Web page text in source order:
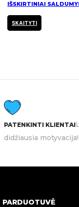
IŠSKIRTINIAI
SKAITYTI
PATENKINTI KLIENTAI
didžiausia motyvacija!
PARDUOTUVĖ